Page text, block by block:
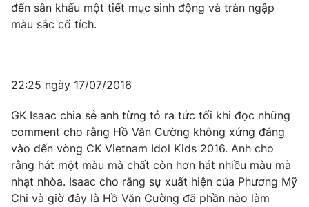
Phó Tổng Biên tập:Nguyễn Thị Mỹ Hạnh, Phạm Quốc Thắng,
Nguyễn Trọng Ninh
Email: toasoan@vtv.vn
đến sân khấu một tiết mục sinh động và tràn ngập
màu sắc cổ tích.
22:25 ngày 17/07/2016
GK Isaac chia sẻ anh từng tỏ ra tức tối khi đọc những
comment cho rằng Hồ Văn Cường không xứng đáng
vào đến vòng CK Vietnam Idol Kids 2016. Anh cho
rằng hát một màu mà chất còn hơn hát nhiều màu mà
nhạt nhòa. Isaac cho rằng sự xuất hiện của Phương Mỹ
Chi và giờ đây là Hồ Văn Cường đã phần nào làm